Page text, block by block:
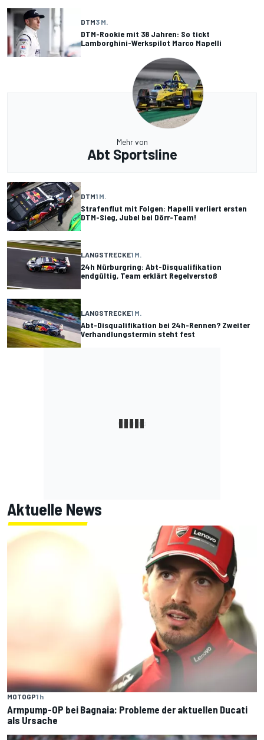
DTM3 M.
DTM-Rookie mit 38 Jahren: So tickt
Lamborghini-Werkspilot Marco Mapelli
Mehr von
Abt Sportsline
DTM1 M.
Strafenflut mit Folgen: Mapelli verliert ersten
DTM-Sieg, Jubel bei Dörr-Team!
LANGSTRECKE1 M.
24h Nürburgring: Abt-Disqualifikation
endgültig, Team erklärt Regelverstoß
LANGSTRECKE1 M.
Abt-Disqualifikation bei 24h-Rennen? Zweiter
Verhandlungstermin steht fest
Aktuelle News
MOTOGP1 h
Armpump-OP bei Bagnaia: Probleme der aktuellen Ducati
als Ursache